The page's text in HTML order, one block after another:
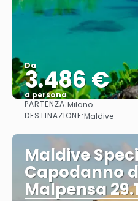
Da
3.486 €
a persona
PARTENZA:Milano
DESTINAZIONE:Maldive
Maldive
Capodanno
Malpensa